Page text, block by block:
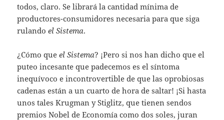
todos, claro. Se librará la cantidad mínima de
productores-consumidores necesaria para que siga
rulandoel Sistema.
¿Cómo queel Sistema? ¡Pero si nos han dicho que el
puteo incesante que padecemos es el síntoma
inequívoco e incontrovertible de que las oprobiosas
cadenas están a un cuarto de hora de saltar! ¡Si hasta
unos tales Krugman y Stiglitz, que tienen sendos
premios Nobel de Economía como dos soles, juran